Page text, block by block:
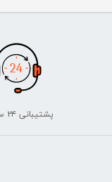
پشتیبانی ۲۴ ساعته